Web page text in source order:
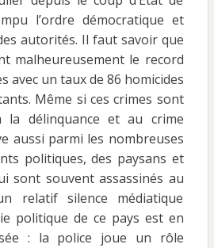
l’ordre démocratique et
autorités. Il faut savoir que
malheureusement le record
avec un taux de 86 homicides
Même si ces crimes sont
la délinquance et au crime
aussi parmi les nombreuses
politiques, des paysans et
sont souvent assassinés au
relatif silence médiatique
politique de ce pays est en
: la police joue un rôle